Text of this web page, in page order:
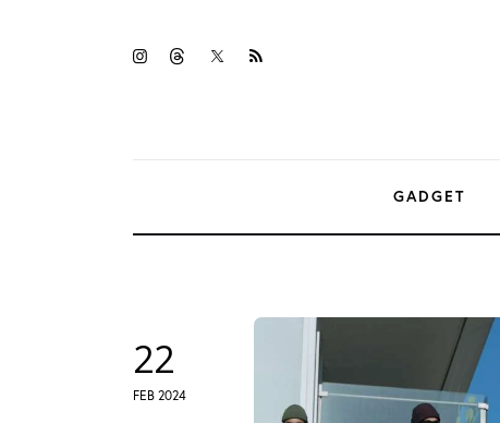
instagramm
threadstwitter-
rss
GADGET
22
FEB 2024